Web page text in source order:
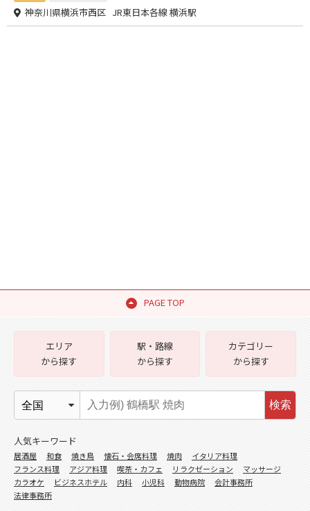
神奈川県横浜市西区 JR東日本各線 横浜駅
PAGE TOP
エリア
から探す
駅・路線
から探す
カテゴリー
から探す
検索
人気キーワード
居酒屋 和食 焼き鳥 懐石・会席料理 焼肉
イタリア料理
フランス料理
アジア料理 喫茶・カフェ リラクゼーション
マッサージ
カラオケ
ビジネスホテル 内科 小児科 動物病院
会計事務所
法律事務所